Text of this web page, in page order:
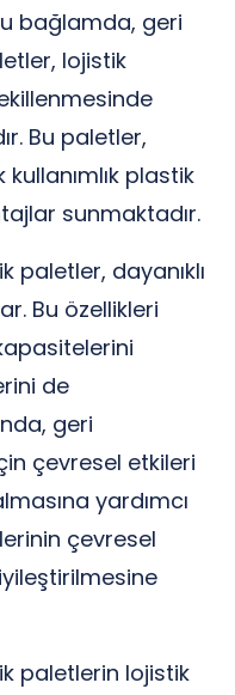
bağlamda, geri
lojistik
Bu paletler,
plastik
sunmaktadır.
paletler, dayanıklı
Bu özellikleri
de
geri
çevresel etkileri
yardımcı
çevresel
paletlerin lojistik